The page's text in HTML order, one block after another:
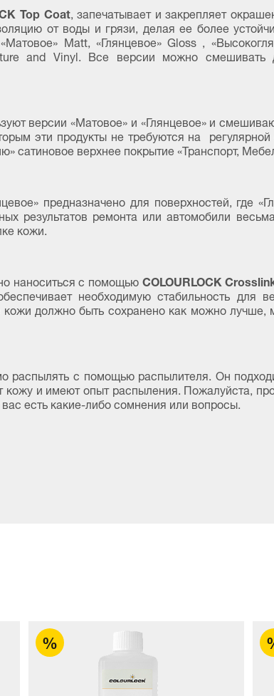
Top Coat, запечатывает и закрепляет
от воды и грязи, делая ее более
Matt, «Глянцевое» Gloss ,
and Vinyl. Все версии можно смешивать
версии «Матовое» и «Глянцевое» и
эти продукты не требуются на
сатиновое верхнее покрытие «Транспорт,
предназначено для поверхностей, где
результатов ремонта или автомобили
кожи.
наноситься с помощьюCOLOURLOCK
необходимую стабильность для
должно быть сохранено как можно лучше,
распылять с помощью распылителя. Он
кожу и имеют опыт распыления. Пожалуйста,
есть какие-либо сомнения или вопросы.